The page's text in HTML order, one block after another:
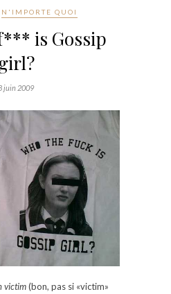
N'IMPORTE QUOI
is Gossip
girl?
juin 2009
victim(bon, pas si «victim»